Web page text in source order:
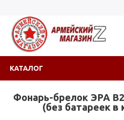
КАТАЛОГ
Фонарь-брелок ЭРА
(без батареек в